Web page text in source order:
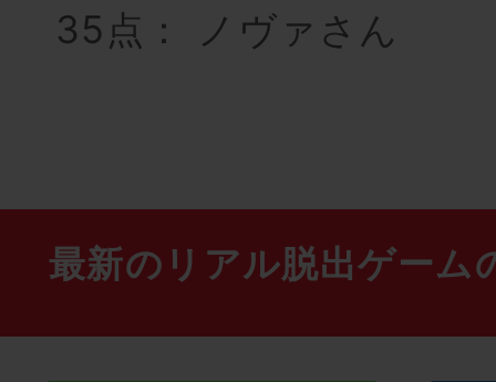
35点： ノヴァさん
最新のリアル脱出ゲーム